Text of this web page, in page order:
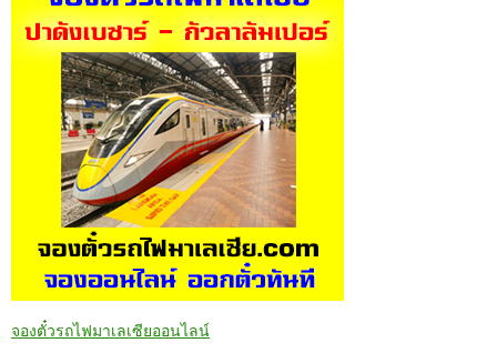
จองตั๋วรถไฟมาเลเซียออนไลน์